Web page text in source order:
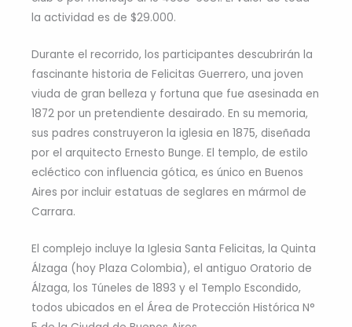
la actividad es de $29.000.
Durante el recorrido, los participantes descubrirán la
fascinante historia de Felicitas Guerrero, una joven
viuda de gran belleza y fortuna que fue asesinada en
1872 por un pretendiente desairado. En su memoria,
sus padres construyeron la iglesia en 1875, diseñada
por el arquitecto Ernesto Bunge. El templo, de estilo
ecléctico con influencia gótica, es único en Buenos
Aires por incluir estatuas de seglares en mármol de
Carrara.
El complejo incluye la Iglesia Santa Felicitas, la Quinta
Álzaga (hoy Plaza Colombia), el antiguo Oratorio de
Álzaga, los Túneles de 1893 y el Templo Escondido,
todos ubicados en el Área de Protección Histórica N°